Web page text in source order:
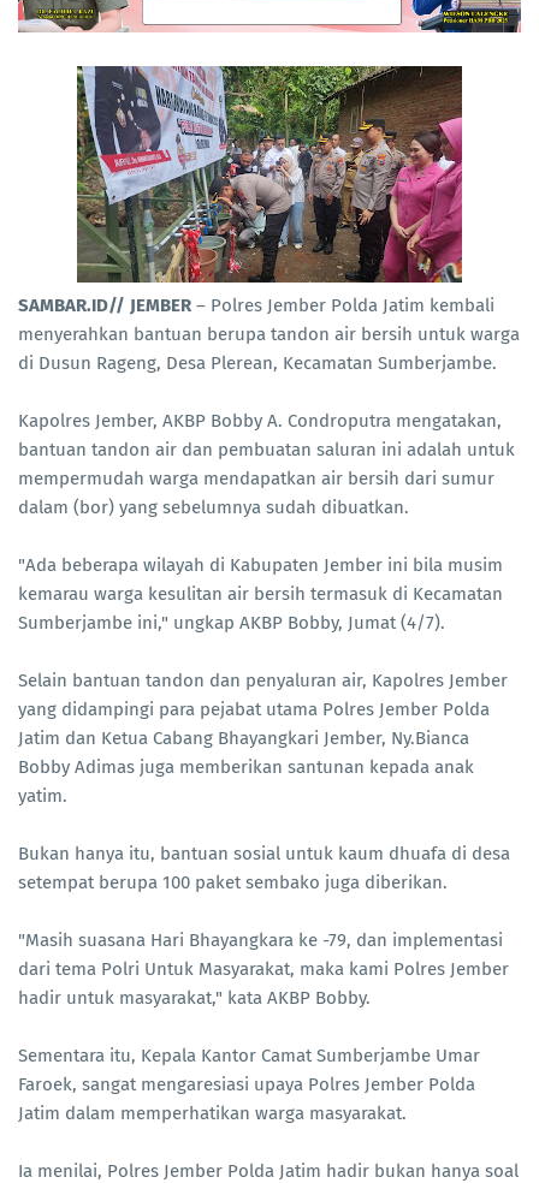
SAMBAR.ID// JEMBER – Polres Jember Polda Jatim kembali
menyerahkan bantuan berupa tandon air bersih untuk warga
di Dusun Rageng, Desa Plerean, Kecamatan Sumberjambe.
Kapolres Jember, AKBP Bobby A. Condroputra mengatakan,
bantuan tandon air dan pembuatan saluran ini adalah untuk
mempermudah warga mendapatkan air bersih dari sumur
dalam (bor) yang sebelumnya sudah dibuatkan.
"Ada beberapa wilayah di Kabupaten Jember ini bila musim
kemarau warga kesulitan air bersih termasuk di Kecamatan
Sumberjambe ini," ungkap AKBP Bobby, Jumat (4/7).
Selain bantuan tandon dan penyaluran air, Kapolres Jember
yang didampingi para pejabat utama Polres Jember Polda
Jatim dan Ketua Cabang Bhayangkari Jember, Ny.Bianca
Bobby Adimas juga memberikan santunan kepada anak
yatim.
Bukan hanya itu, bantuan sosial untuk kaum dhuafa di desa
setempat berupa 100 paket sembako juga diberikan.
"Masih suasana Hari Bhayangkara ke -79, dan implementasi
dari tema Polri Untuk Masyarakat, maka kami Polres Jember
hadir untuk masyarakat," kata AKBP Bobby.
Sementara itu, Kepala Kantor Camat Sumberjambe Umar
Faroek, sangat mengaresiasi upaya Polres Jember Polda
Jatim dalam memperhatikan warga masyarakat.
Ia menilai, Polres Jember Polda Jatim hadir bukan hanya soal